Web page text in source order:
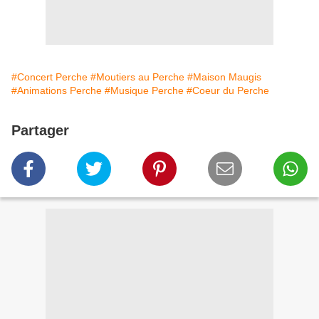
#Concert Perche #Moutiers au Perche #Maison Maugis
#Animations Perche #Musique Perche #Coeur du Perche
Partager